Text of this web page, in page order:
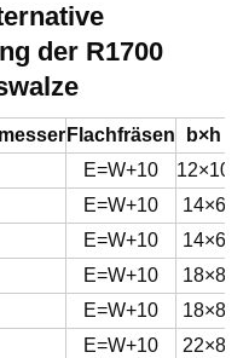
der R1700
Flachfräsen b×h
E=W+10 12×10
E=W+10 14×6
E=W+10 14×6
E=W+10 18×8
E=W+10 18×8
E=W+10 22×8